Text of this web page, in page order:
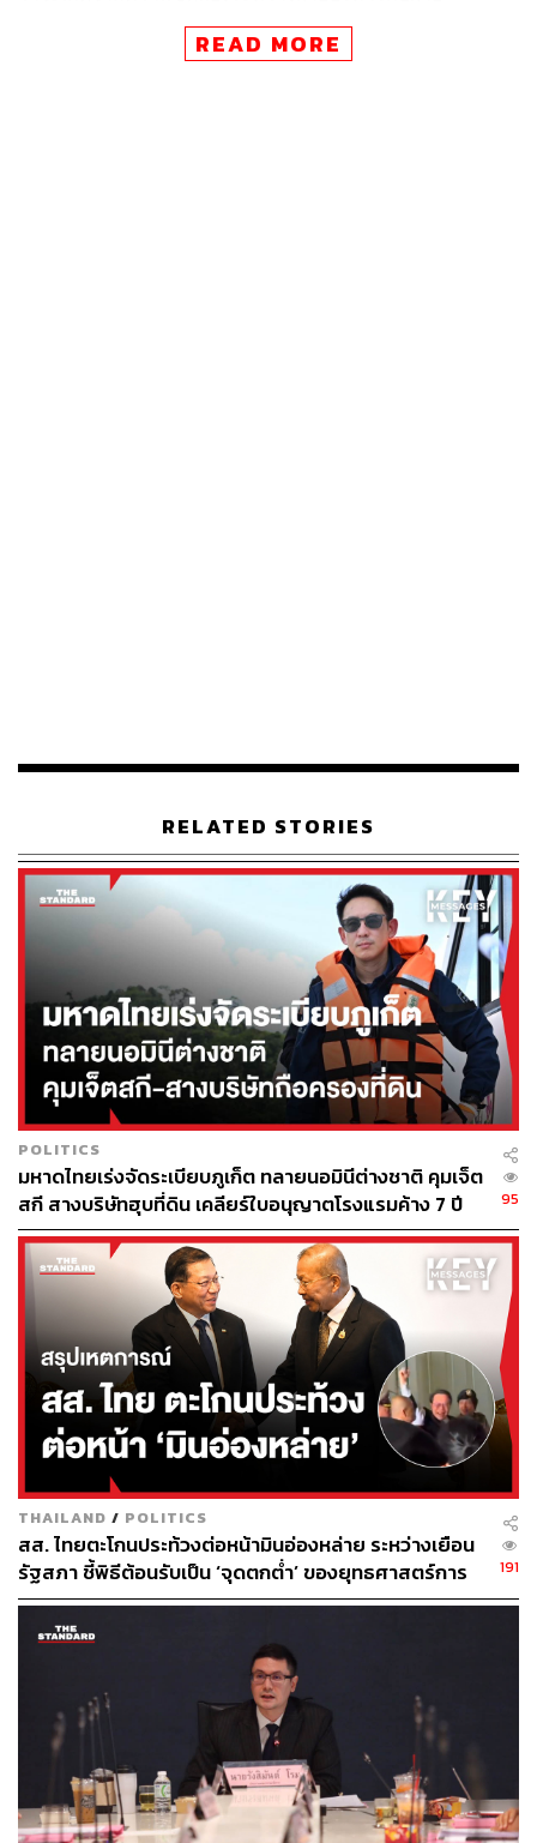
นิติบัญญัติ หรือความขัดแย้งภายในสภาเองจนไม่สามารถ
ผลักดันกฎหมายสำคัญได้
5.การยุบสภาทำให้สมาชิกภาพของ สส. สิ้นสุดลงทันที
6.การยุบสภานำไปสู่การเลือกตั้งทั่วไปครั้งใหม่
ยุบสภา: กลไกถ่วงดุลอำนาจบริหาร-นิติบัญญัติ
ในโครงสร้างการแบ่งแยกอำนาจอธิปไตยตามรัฐธรรมนูญ
ประกอบด้วย 3 ฝ่าย ได้แก่ ฝ่ายบริหาร ฝ่ายนิติบัญญัติ และฝ่าย
ตุลาการ ซึ่งถูกออกแบบให้มีระบบตรวจสอบและถ่วงดุลซึ่งกัน
และกัน ความสัมพันธ์ระหว่างฝ่ายบริหาร (นายกรัฐมนตรีและ
คณะรัฐมนตรี) กับฝ่ายนิติบัญญัติ (รัฐสภา) มีลักษณะเชื่อม
โยงกันอย่างแนบแน่น กล่าวคือ ประชาชนเลือก สส. และ สส.
มีบทบาทในการเลือกผู้นำฝ่ายบริหาร
อย่างไรก็ตาม ภายใต้รัฐธรรมนูญปัจจุบัน สมาชิกวุฒิสภา
(สว.) ซึ่งไม่ได้มาจากการเลือกตั้ง ยังมีอำนาจในอีกขาของ
ฝ่ายนิติบัญญัติ ทำให้โครงสร้างอำนาจไม่ได้แยกจากกันอย่าง
เด็ดขาด ดังนั้น การยุบสภาจึงมีความหมายใน 2 มิติสำคัญ
1.เป็นเครื่องมือถ่วงดุลฝ่ายบริหารต่อฝ่ายนิติบัญญัติ
2.เป็นการอุทธรณ์ข้อขัดแย้งทางการเมืองต่อประชาชน เพื่อ
ให้ประชาชนตัดสินใจใหม่ผ่านการเลือกตั้ง
เหตุปัจจัยที่นำไปสู่การยุบสภา
สถานการณ์ที่มักนำไปสู่การยุบสภา ได้แก่
ฝ่ายบริหารไม่สามารถผลักดันกฎหมายสำคัญผ่านสภา
ได้
ความขัดแย้งรุนแรงภายในฝ่ายนิติบัญญัติ (ระหว่าง สส.
และ สว.)
READ MORE
RELATED STORIES
POLITICS
มหาดไทยเร่งจัดระเบียบภูเก็ต ทลายนอมินีต่างชาติ คุมเจ็ต
สกี สางบริษัทฮุบที่ดิน เคลียร์ใบอนุญาตโรงแรมค้าง 7 ปี
95
THAILAND / POLITICS
สส. ไทยตะโกนประท้วงต่อหน้ามินอ่องหล่าย ระหว่างเยือน
รัฐสภา ชี้พิธีต้อนรับเป็น ‘จุดตกต่ำ’ ของยุทธศาสตร์การ
ทูตไทย
191